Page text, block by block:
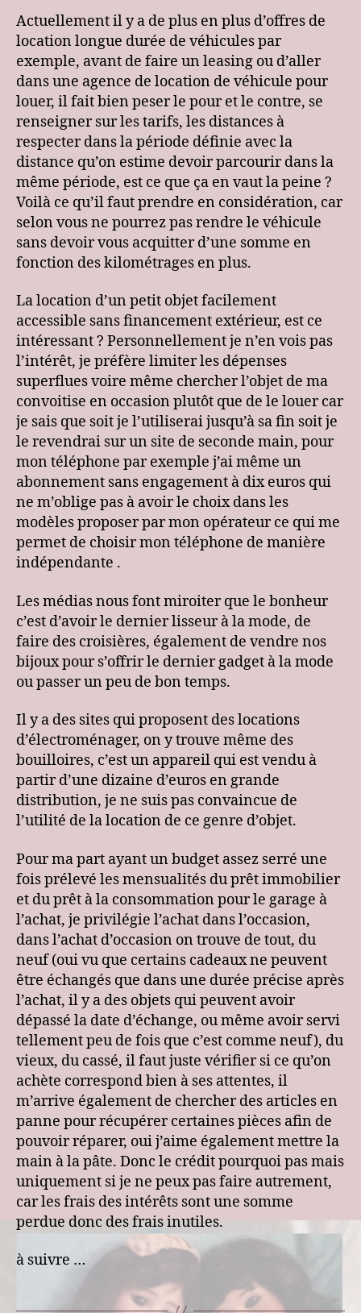
Actuellement il y a de plus en plus d’offres de
location longue durée de véhicules par
exemple, avant de faire un leasing ou d’aller
dans une agence de location de véhicule pour
louer, il fait bien peser le pour et le contre, se
renseigner sur les tarifs, les distances à
respecter dans la période définie avec la
distance qu’on estime devoir parcourir dans la
même période, est ce que ça en vaut la peine ?
Voilà ce qu’il faut prendre en considération, car
selon vous ne pourrez pas rendre le véhicule
sans devoir vous acquitter d’une somme en
fonction des kilométrages en plus.
La location d’un petit objet facilement
accessible sans financement extérieur, est ce
intéressant ? Personnellement je n’en vois pas
l’intérêt, je préfère limiter les dépenses
superflues voire même chercher l’objet de ma
convoitise en occasion plutôt que de le louer car
je sais que soit je l’utiliserai jusqu’à sa fin soit je
le revendrai sur un site de seconde main, pour
mon téléphone par exemple j’ai même un
abonnement sans engagement à dix euros qui
ne m’oblige pas à avoir le choix dans les
modèles proposer par mon opérateur ce qui me
permet de choisir mon téléphone de manière
indépendante .
Les médias nous font miroiter que le bonheur
c’est d’avoir le dernier lisseur à la mode, de
faire des croisières, également de vendre nos
bijoux pour s’offrir le dernier gadget à la mode
ou passer un peu de bon temps.
Il y a des sites qui proposent des locations
d’électroménager, on y trouve même des
bouilloires, c’est un appareil qui est vendu à
partir d’une dizaine d’euros en grande
distribution, je ne suis pas convaincue de
l’utilité de la location de ce genre d’objet.
Pour ma part ayant un budget assez serré une
fois prélevé les mensualités du prêt immobilier
et du prêt à la consommation pour le garage à
l’achat, je privilégie l’achat dans l’occasion,
dans l’achat d’occasion on trouve de tout, du
neuf (oui vu que certains cadeaux ne peuvent
être échangés que dans une durée précise après
l’achat, il y a des objets qui peuvent avoir
dépassé la date d’échange, ou même avoir servi
tellement peu de fois que c’est comme neuf), du
vieux, du cassé, il faut juste vérifier si ce qu’on
achète correspond bien à ses attentes, il
m’arrive également de chercher des articles en
panne pour récupérer certaines pièces afin de
pouvoir réparer, oui j’aime également mettre la
main à la pâte. Donc le crédit pourquoi pas mais
uniquement si je ne peux pas faire autrement,
car les frais des intérêts sont une somme
perdue donc des frais inutiles.
à suivre …